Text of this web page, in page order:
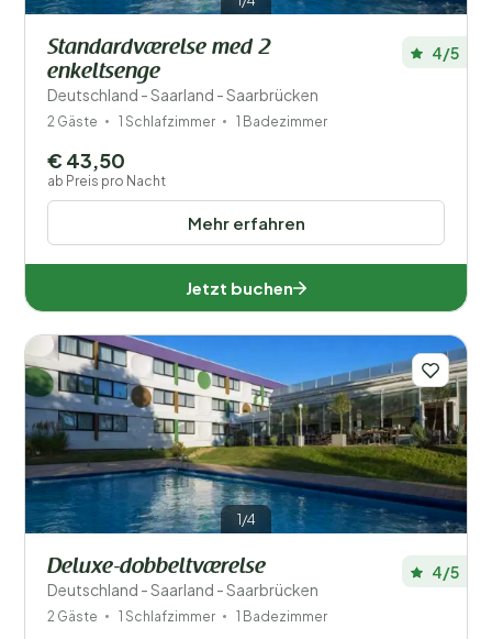
Standardværelse med 2
enkeltsenge
Deutschland - Saarland - Saarbrücken
4/5
2 Gäste 1 Schlafzimmer 1 Badezimmer
Mehr erfahren
€ 43,50
ab Preis pro Nacht
Jetzt buchen
1/4
Deluxe-dobbeltværelse
Deutschland - Saarland - Saarbrücken
4/5
2 Gäste 1 Schlafzimmer 1 Badezimmer